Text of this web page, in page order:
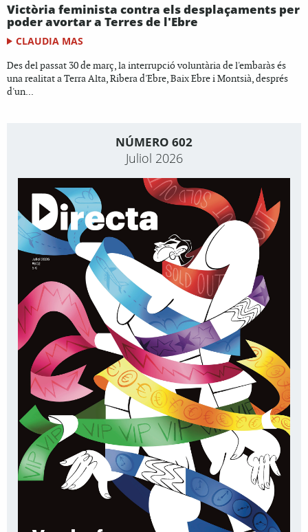
Victòria feminista contra els desplaçaments per
poder avortar a Terres de l'Ebre
CLAUDIA MAS
Des del passat 30 de març, la interrupció voluntària de l'embaràs és
una realitat a Terra Alta, Ribera d'Ebre, Baix Ebre i Montsià, després
d'un...
NÚMERO 602
Juliol 2026